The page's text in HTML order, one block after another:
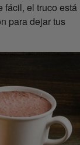
fácil, el truco está
para dejar tus